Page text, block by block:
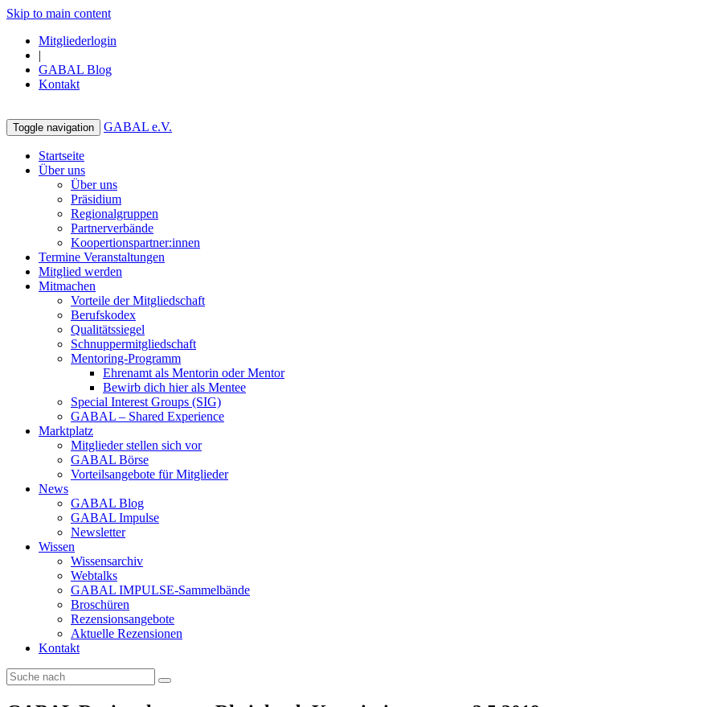
Skip to main content
Mitgliederlogin
|
GABAL Blog
Kontakt
Toggle navigation GABAL e.V.
Startseite
Über uns
Über uns
Präsidium
Regionalgruppen
Partnerverbände
Koopertionspartner:innen
Termine Veranstaltungen
Mitglied werden
Mitmachen
Vorteile der Mitgliedschaft
Berufskodex
Qualitätssiegel
Schnuppermitgliedschaft
Mentoring-Programm
Ehrenamt als Mentorin oder Mentor
Bewirb dich hier als Mentee
Special Interest Groups (SIG)
GABAL – Shared Experience
Marktplatz
Mitglieder stellen sich vor
GABAL Börse
Vorteilsangebote für Mitglieder
News
GABAL Blog
GABAL Impulse
Newsletter
Wissen
Wissensarchiv
Webtalks
GABAL IMPULSE-Sammelbände
Broschüren
Rezensionsangebote
Aktuelle Rezensionen
Kontakt